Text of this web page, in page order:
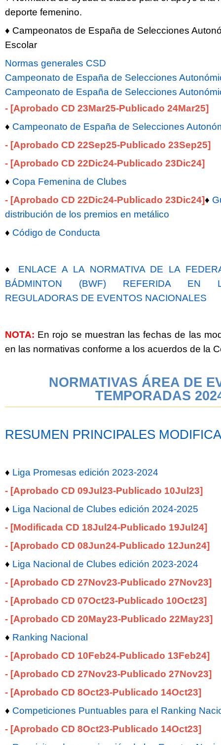
deporte femenino.
♦ Campeonatos de España de Selecciones
Escolar
Normas generales CSD
Campeonato de España de Selecciones
Campeonato de España de Selecciones
- [Aprobado CD 23Mar25-Publicado 24Mar25]
♦ Campeonato de España de Selecciones
- [Aprobado CD 22Sep25-Publicado 23Sep25]
- [Aprobado CD 22Dic24-Publicado 23Dic24]
♦ Copa Femenina de Clubes
- [Aprobado CD 22Dic24-Publicado 23Dic24]♦
distribución de los premios en metálico
♦ Código de Conducta
♦ ENLACE A LA NORMATIVA DE LA
BÁDMINTON (BWF) REFERIDA EN
REGULADORAS DE EVENTOS NACIONALES
NOTA: En rojo se muestran las fechas de las
en las normativas conforme a los acuerdos de la
NORMATIVAS ÁREA DE
TEMPORADAS
RESUMEN PRINCIPALES
♦ Liga Promesas edición 2023-2024
- [Aprobado CD 09Jul23-Publicado 10Jul23]
♦ Liga Nacional de Clubes edición 2024-2025
- [Modificada CD 18Jul24-Publicado 19Jul24]
- [Aprobado CD 08Jun24-Publicado 12Jun24]
♦ Liga Nacional de Clubes edición 2023-2024
- [Aprobado CD 27Nov23-Publicado 27Nov23]
- [Aprobado CD 07Oct23-Publicado 10Oct23]
- [Aprobado CD 20May23-Publicado 22May23]
♦ Ranking Nacional
- [Aprobado CD 10Feb24-Publicado 13Feb24]
- [Aprobado CD 27Nov23-Publicado 27Nov23]
- [Aprobado CD 8Oct23-Publicado 14Oct23]
♦ Competiciones Puntuables para el Ranking
- [Aprobado CD 8Oct23-Publicado 14Oct23]